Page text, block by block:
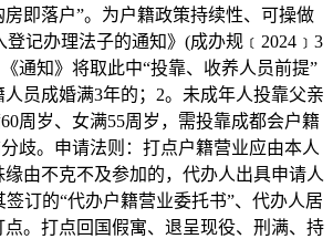
房即落户”。为户籍政策持续性、可操做
记办理法子的通知》(成办规﹝2024﹞3
通知》将取此中“投靠、收养人员前提”
人员成婚满3年的；2。未成年人投靠父亲
周岁、女满55周岁，需投靠成都会户籍
歧。申请法则：打点户籍营业应由本人
由不克不及参加的，代办人出具申请人
订的“代办户籍营业委托书”、代办人居
。打点回国假寓、退呈现役、刑满、持